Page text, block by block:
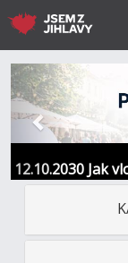
12.10.2030 Jak
Jihlavy
Předchozí